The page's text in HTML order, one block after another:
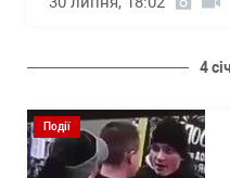
4
Події